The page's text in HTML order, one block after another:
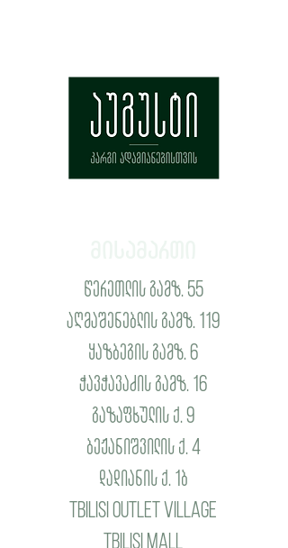
წერეთლის გამზ. 55
აღმაშენებლის გამზ. 119
ყაზბეგის გამზ. 6
ჭავჭავაძის გამზ. 16
გაზაფხულის ქ. 9
ბეჟანიშვილის ქ. 4
დადიანის ქ. 1ბ
Tbilisi Outlet Village
Tbilisi Mall